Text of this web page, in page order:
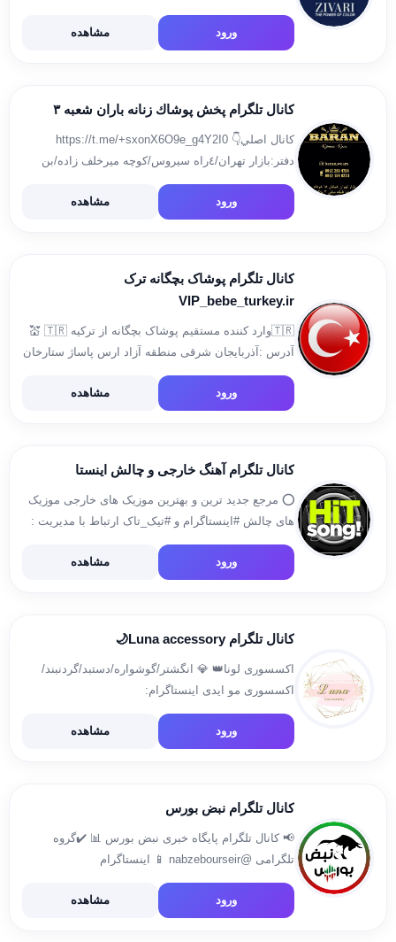
ورود مشاهده
کانال تلگرام پخش پوشاك زنانه باران شعبه ٣
كانال اصلي👇 https://t.me/+sxonX6O9e_g4Y2I0
دفتر:بازار تهران/٤راه سيروس/كوچه ميرخلف زاده/بن
بست اول/پلاك٤ واحد٤ ‏TEL:09122584784
09121549223 ثبت سفارش👇 @ladylandtehrann
ورود مشاهده
کانال تلگرام پوشاک بچگانه ترک
VIP_bebe_turkey.ir
🇹🇷وارد کننده مستقیم پوشاک بچگانه از ترکیه 🇹🇷 💒
آدرس :آذربایجان شرقی منطقه آزاد ارس پاساژ ستارخان
ورود مشاهده
کانال تلگرام آهنگ خارجی و چالش اینستا
⭕ مرجع جدید ترین و بهترین موزیک های خارجی موزیک
های چالش #اینستاگرام و #تیک_تاک ارتباط با مدیریت :
@insta_pro99 آهنگ درخواستی نداریم توی کانال
سرچ‌کنید همه رو پیدا میکنید با گوش دادن ویس ها […]
ورود مشاهده
کانال تلگرام Luna accessory🌙
اکسسوری لونا👑 💎 انگشتر/گوشواره/دستبد/گردنبند/
اکسسوری مو ایدی اینستاگرام:
https://instagram.com/luna._.accessory
igshid=YTQwZjQ0NmI0OA== ادمین ثبت سفارش:
ورود مشاهده
کانال تلگرام نبض بورس
📢 كانال تلگرام پایگاه خبری نبض بورس 📊 ✔️گروه
تلگرامی @nabzebourseir 📱 اینستاگرام
ورود مشاهده